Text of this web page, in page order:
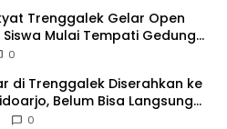
Trenggalek Gelar Open
Siswa Mulai Tempati Gedung
0
di Trenggalek Diserahkan ke
Belum Bisa Langsung
0